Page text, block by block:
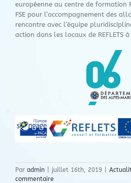
européenne au centre de formation
FSE pour l’accompagnement des
rencontre avec l’équipe
action dans les locaux de REFLETS
Par admin juillet 16th, 2019
commentaire